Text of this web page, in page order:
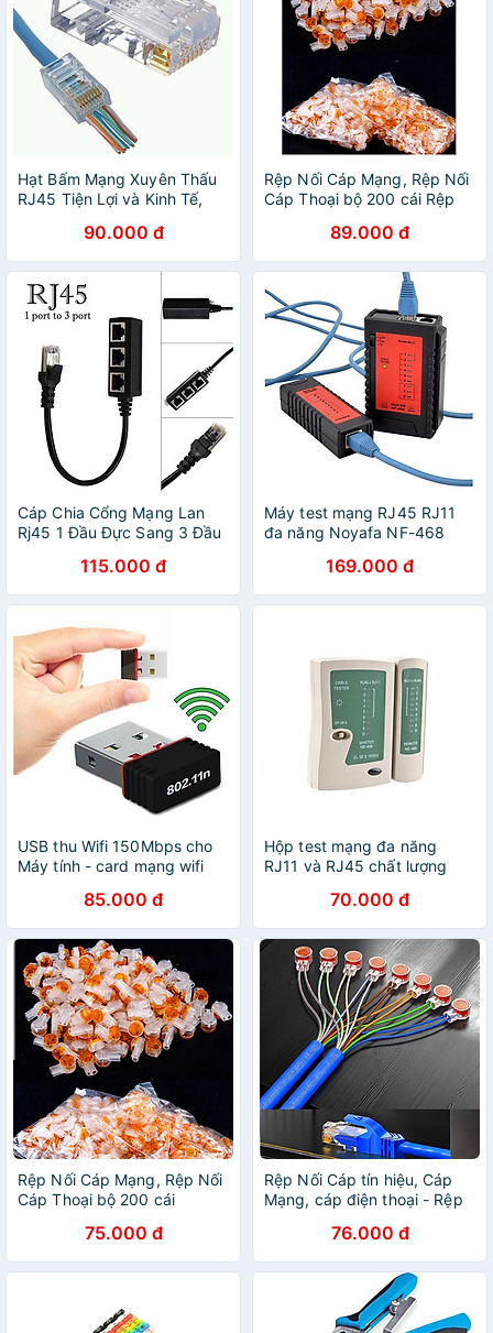
Hạt Bấm Mạng Xuyên Thấu
RJ45 Tiện Lợi và Kinh Tế,
Túi 100 hạt)90.000 đ
Rệp Nối Cáp Mạng, Rệp Nối
Cáp Thoại bộ 200 cái Rệp
89.000 đ
Cáp Chia Cổng Mạng Lan
Rj45 1 Đầu Đực Sang 3 Đầu
115.000 đ
Máy test mạng RJ45 RJ11
đa năng Noyafa NF-468
169.000 đ
USB thu Wifi 150Mbps cho
Máy tính - card mạng wifi
85.000 đ
Hộp test mạng đa năng
RJ11 và RJ45 chất lượng
70.000 đ
Rệp Nối Cáp Mạng, Rệp Nối
Cáp Thoại bộ 200 cái
75.000 đ
Rệp Nối Cáp tín hiệu, Cáp
Mạng, cáp điện thoại - Rệp
76.000 đ